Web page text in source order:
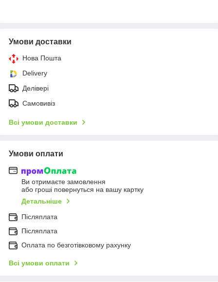
Умови доставки
Нова Пошта
Delivery
Делівері
Самовивіз
Всі умови доставки
Умови оплати
Ви отримаєте замовлення
або гроші повернуться на вашу картку
Детальніше
Післяплата
Післяплата
Оплата по безготівковому рахунку
Всі умови оплати